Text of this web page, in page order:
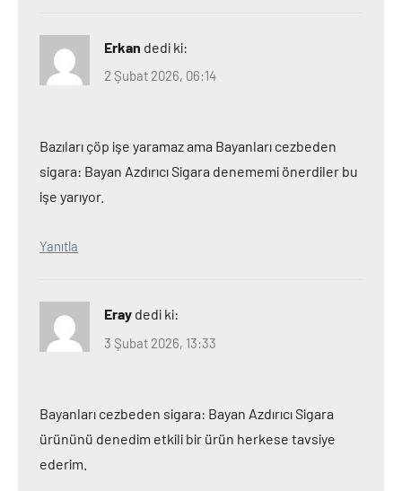
Erkan dedi ki:
2 Şubat 2026, 06:14
Bazıları çöp işe yaramaz ama Bayanları cezbeden
sigara: Bayan Azdırıcı Sigara denememi önerdiler bu
işe yarıyor.
Yanıtla
Eray dedi ki:
3 Şubat 2026, 13:33
Bayanları cezbeden sigara: Bayan Azdırıcı Sigara
ürününü denedim etkili bir ürün herkese tavsiye
ederim.